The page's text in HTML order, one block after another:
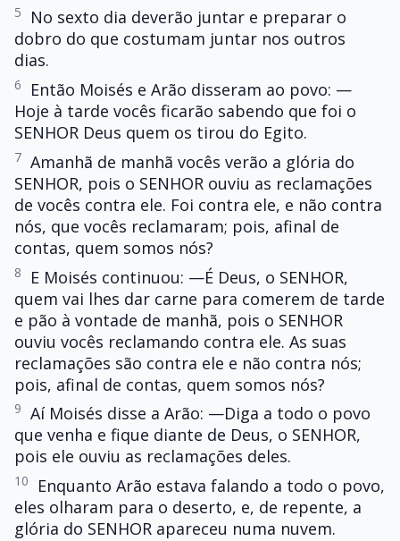
5
No sexto dia deverão juntar e preparar o
dobro do que costumam juntar nos outros
dias.
6
Então Moisés e Arão disseram ao povo: —
Hoje à tarde vocês ficarão sabendo que foi o
SENHOR Deus quem os tirou do Egito.
7 Amanhã de manhã vocês verão a glória do
SENHOR, pois o SENHOR ouviu as reclamações
de vocês contra ele. Foi contra ele, e não contra
nós, que vocês reclamaram; pois, afinal de
contas, quem somos nós?
8
E Moisés continuou: —É Deus, o SENHOR,
quem vai lhes dar carne para comerem de tarde
e pão à vontade de manhã, pois o SENHOR
ouviu vocês reclamando contra ele. As suas
reclamações são contra ele e não contra nós;
pois, afinal de contas, quem somos nós?
9 Aí Moisés disse a Arão: —Diga a todo o povo
que venha e fique diante de Deus, o SENHOR,
pois ele ouviu as reclamações deles.
10
Enquanto Arão estava falando a todo o povo,
eles olharam para o deserto, e, de repente, a
glória do SENHOR apareceu numa nuvem.